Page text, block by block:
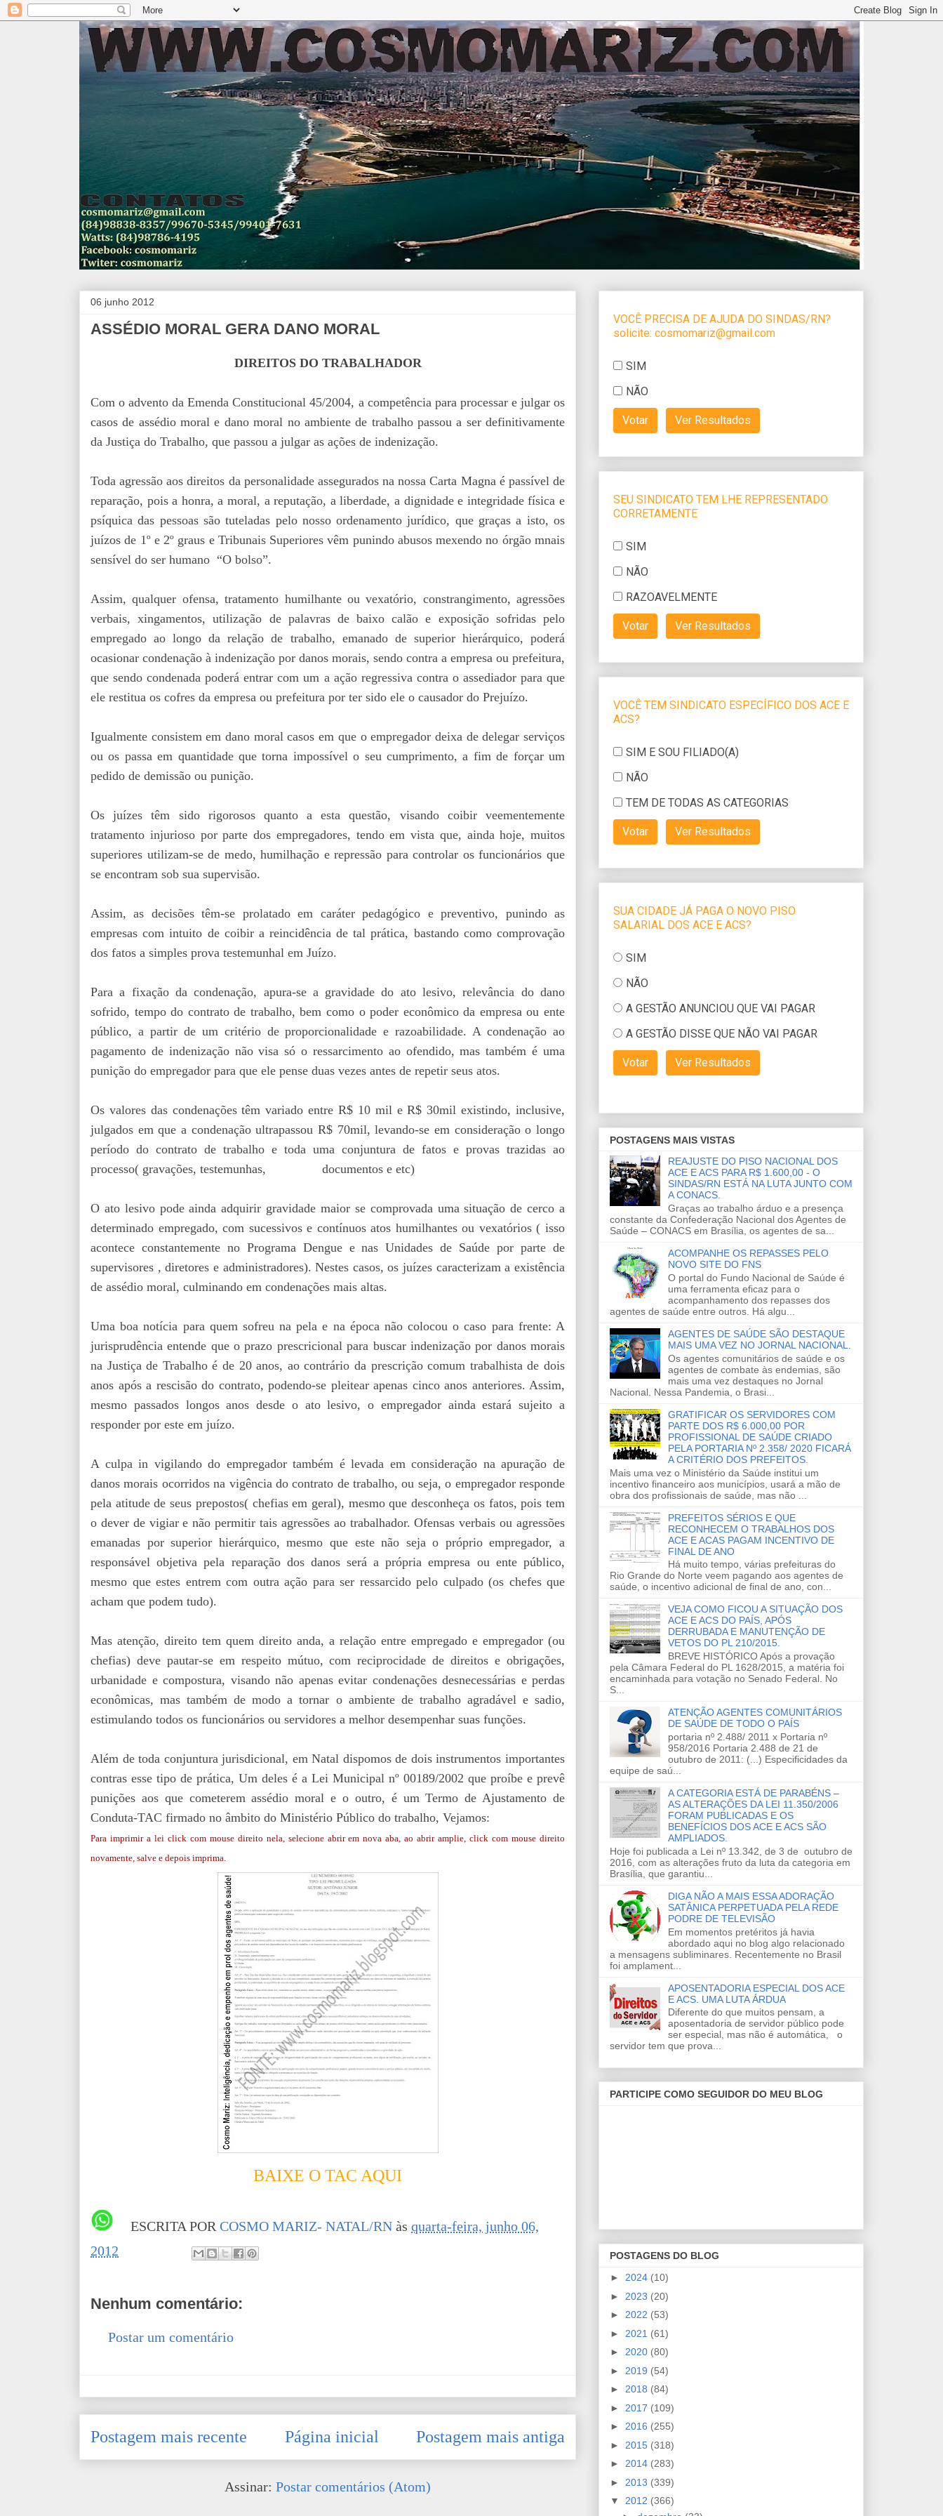
06 junho 2012
ASSÉDIO MORAL GERA DANO MORAL
DIREITOS DO TRABALHADOR
Com o advento da Emenda Constitucional 45/2004, a competência para processar e julgar os
casos de assédio moral e dano moral no ambiente de trabalho passou a ser definitivamente
da Justiça do Trabalho, que passou a julgar as ações de indenização.
Toda agressão aos direitos da personalidade assegurados na nossa Carta Magna é passível de
reparação, pois a honra, a moral, a reputação, a liberdade, a dignidade e integridade física e
psíquica das pessoas são tuteladas pelo nosso ordenamento jurídico, que graças a isto, os
juízos de 1º e 2º graus e Tribunais Superiores vêm punindo abusos mexendo no órgão mnais
sensível do ser humano “O bolso”.
Assim, qualquer ofensa, tratamento humilhante ou vexatório, constrangimento, agressões
verbais, xingamentos, utilização de palavras de baixo calão e exposição sofridas pelo
empregado ao longo da relação de trabalho, emanado de superior hierárquico, poderá
ocasionar condenação à indenização por danos morais, sendo contra a empresa ou prefeitura,
que sendo condenada poderá entrar com um a ação regressiva contra o assediador para que
ele restitua os cofres da empresa ou prefeitura por ter sido ele o causador do Prejuízo.
Igualmente consistem em dano moral casos em que o empregador deixa de delegar serviços
ou os passa em quantidade que torna impossível o seu cumprimento, a fim de forçar um
pedido de demissão ou punição.
Os juízes têm sido rigorosos quanto a esta questão, visando coibir veementemente
tratamento injurioso por parte dos empregadores, tendo em vista que, ainda hoje, muitos
superiores utilizam-se de medo, humilhação e repressão para controlar os funcionários que
se encontram sob sua supervisão.
Assim, as decisões têm-se prolatado em caráter pedagógico e preventivo, punindo as
empresas com intuito de coibir a reincidência de tal prática, bastando como comprovação
dos fatos a simples prova testemunhal em Juízo.
Para a fixação da condenação, apura-se a gravidade do ato lesivo, relevância do dano
sofrido, tempo do contrato de trabalho, bem como o poder econômico da empresa ou ente
público, a partir de um critério de proporcionalidade e razoabilidade. A condenação ao
pagamento de indenização não visa só o ressarcimento ao ofendido, mas também é uma
punição do empregador para que ele pense duas vezes antes de repetir seus atos.
Os valores das condenações têm variado entre R$ 10 mil e R$ 30mil existindo, inclusive,
julgados em que a condenação ultrapassou R$ 70mil, levando-se em consideração o longo
período do contrato de trabalho e toda uma conjuntura de fatos e provas trazidas ao
processo( gravações, testemunhas, documentos e etc)
O ato lesivo pode ainda adquirir gravidade maior se comprovada uma situação de cerco a
determinado empregado, com sucessivos e contínuos atos humilhantes ou vexatórios ( isso
acontece constantemente no Programa Dengue e nas Unidades de Saúde por parte de
supervisores , diretores e administradores). Nestes casos, os juízes caracterizam a existência
de assédio moral, culminando em condenações mais altas.
Uma boa notícia para quem sofreu na pela e na época não colocou o caso para frente: A
jurisprudência entende que o prazo prescricional para buscar indenização por danos morais
na Justiça de Trabalho é de 20 anos, ao contrário da prescrição comum trabalhista de dois
anos após a rescisão do contrato, podendo-se pleitear apenas cinco anos anteriores. Assim,
mesmo passados longos anos desde o ato lesivo, o empregador ainda estará sujeito a
responder por este em juízo.
A culpa in vigilando do empregador também é levada em consideração na apuração de
danos morais ocorridos na vigência do contrato de trabalho, ou seja, o empregador responde
pela atitude de seus prepostos( chefias em geral), mesmo que desconheça os fatos, pois tem
o dever de vigiar e não permitir tais agressões ao trabalhador. Ofensas verbais ou agressões
emanadas por superior hierárquico, mesmo que este não seja o próprio empregador, a
responsável objetiva pela reparação dos danos será a própria empresa ou ente público,
mesmo que estes entrem com outra ação para ser ressarcido pelo culpado (os chefes que
acham que podem tudo).
Mas atenção, direito tem quem direito anda, a relação entre empregado e empregador (ou
chefias) deve pautar-se em respeito mútuo, com reciprocidade de direitos e obrigações,
urbanidade e compostura, visando não apenas evitar condenações desnecessárias e perdas
econômicas, mas também de modo a tornar o ambiente de trabalho agradável e sadio,
estimulando todos os funcionários ou servidores a melhor desempenhar suas funções.
Além de toda conjuntura jurisdicional, em Natal dispomos de dois instrumentos importantes
contras esse tipo de prática, Um deles é a Lei Municipal nº 00189/2002 que proíbe e prevê
punições aos que cometerem assédio moral e o outro, é um Termo de Ajustamento de
Conduta-TAC firmado no âmbito do Ministério Público do trabalho, Vejamos:
Para imprimir a lei click com mouse direito nela, selecione abrir em nova aba, ao abrir amplie, click com mouse direito
novamente, salve e depois imprima.
BAIXE O TAC AQUI
ESCRITA POR COSMO MARIZ- NATAL/RN às quarta-feira, junho 06,
2012
Nenhum comentário:
Postar um comentário
Postagem mais recente Postagem mais antiga
Página inicial
Assinar: Postar comentários (Atom)
POSTAGENS MAIS VISTAS
REAJUSTE DO PISO NACIONAL DOS
ACE E ACS PARA R$ 1.600,00 - O
SINDAS/RN ESTÁ NA LUTA JUNTO COM
A CONACS.
Graças ao trabalho árduo e a presença
constante da Confederação Nacional dos Agentes de
Saúde – CONACS em Brasília, os agentes de sa...
ACOMPANHE OS REPASSES PELO
NOVO SITE DO FNS
O portal do Fundo Nacional de Saúde é
uma ferramenta eficaz para o
acompanhamento dos repasses dos
agentes de saúde entre outros. Há algu...
AGENTES DE SAÚDE SÃO DESTAQUE
MAIS UMA VEZ NO JORNAL NACIONAL.
Os agentes comunitários de saúde e os
agentes de combate às endemias, são
mais uma vez destaques no Jornal
Nacional. Nessa Pandemia, o Brasi...
GRATIFICAR OS SERVIDORES COM
PARTE DOS R$ 6.000,00 POR
PROFISSIONAL DE SAÚDE CRIADO
PELA PORTARIA Nº 2.358/ 2020 FICARÁ
A CRITÉRIO DOS PREFEITOS.
Mais uma vez o Ministério da Saúde institui um
incentivo financeiro aos municípios, usará a mão de
obra dos profissionais de saúde, mas não ...
PREFEITOS SÉRIOS E QUE
RECONHECEM O TRABALHOS DOS
ACE E ACAS PAGAM INCENTIVO DE
FINAL DE ANO
Há muito tempo, várias prefeituras do
Rio Grande do Norte veem pagando aos agentes de
saúde, o incentivo adicional de final de ano, con...
VEJA COMO FICOU A SITUAÇÃO DOS
ACE E ACS DO PAÍS, APÓS
DERRUBADA E MANUTENÇÃO DE
VETOS DO PL 210/2015.
BREVE HISTÓRICO Após a provação
pela Câmara Federal do PL 1628/2015, a matéria foi
encaminhada para votação no Senado Federal. No
S...
ATENÇÃO AGENTES COMUNITÁRIOS
DE SAÚDE DE TODO O PAÍS
portaria nº 2.488/ 2011 x Portaria nº
958/2016 Portaria 2.488 de 21 de
outubro de 2011: (...) Especificidades da
equipe de saú...
A CATEGORIA ESTÁ DE PARABÉNS –
AS ALTERAÇÕES DA LEI 11.350/2006
FORAM PUBLICADAS E OS
BENEFÍCIOS DOS ACE E ACS SÃO
AMPLIADOS.
Hoje foi publicada a Lei nº 13.342, de 3 de outubro de
2016, com as alterações fruto da luta da categoria em
Brasília, que garantiu...
DIGA NÃO A MAIS ESSA ADORAÇÃO
SATÂNICA PERPETUADA PELA REDE
PODRE DE TELEVISÃO
Em momentos pretéritos já havia
abordado aqui no blog algo relacionado
a mensagens subliminares. Recentemente no Brasil
foi amplament...
APOSENTADORIA ESPECIAL DOS ACE
E ACS. UMA LUTA ÁRDUA
Diferente do que muitos pensam, a
aposentadoria de servidor público pode
ser especial, mas não é automática, o
servidor tem que prova...
PARTICIPE COMO SEGUIDOR DO MEU BLOG
POSTAGENS DO BLOG
► 2024 (10)
► 2023 (20)
► 2022 (53)
► 2021 (61)
► 2020 (80)
► 2019 (54)
► 2018 (84)
► 2017 (109)
► 2016 (255)
► 2015 (318)
► 2014 (283)
► 2013 (339)
▼ 2012 (366)